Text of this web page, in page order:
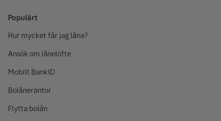
Populärt
Hur mycket får jag låna?
Ansök om lånelöfte
Mobilt BankID
Bolåneräntor
Flytta bolån